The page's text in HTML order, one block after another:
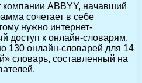
ABBYY, начавший
сочетает в себе
нужно интернет-
доступ к онлайн-словарям.
130 онлайн-словарей для 14
словарь, составленный на